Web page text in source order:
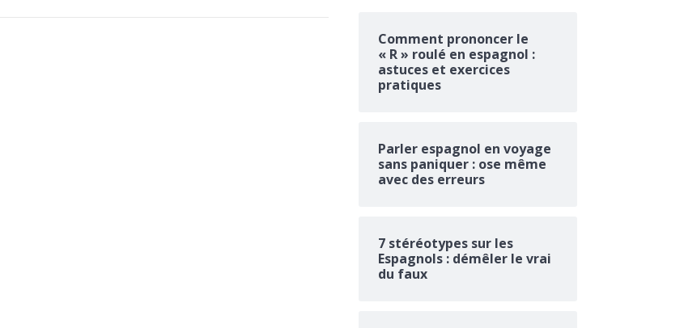
Comment prononcer le
« R » roulé en espagnol :
astuces et exercices
pratiques
Parler espagnol en voyage
sans paniquer : ose même
avec des erreurs
7 stéréotypes sur les
Espagnols : démêler le vrai
du faux